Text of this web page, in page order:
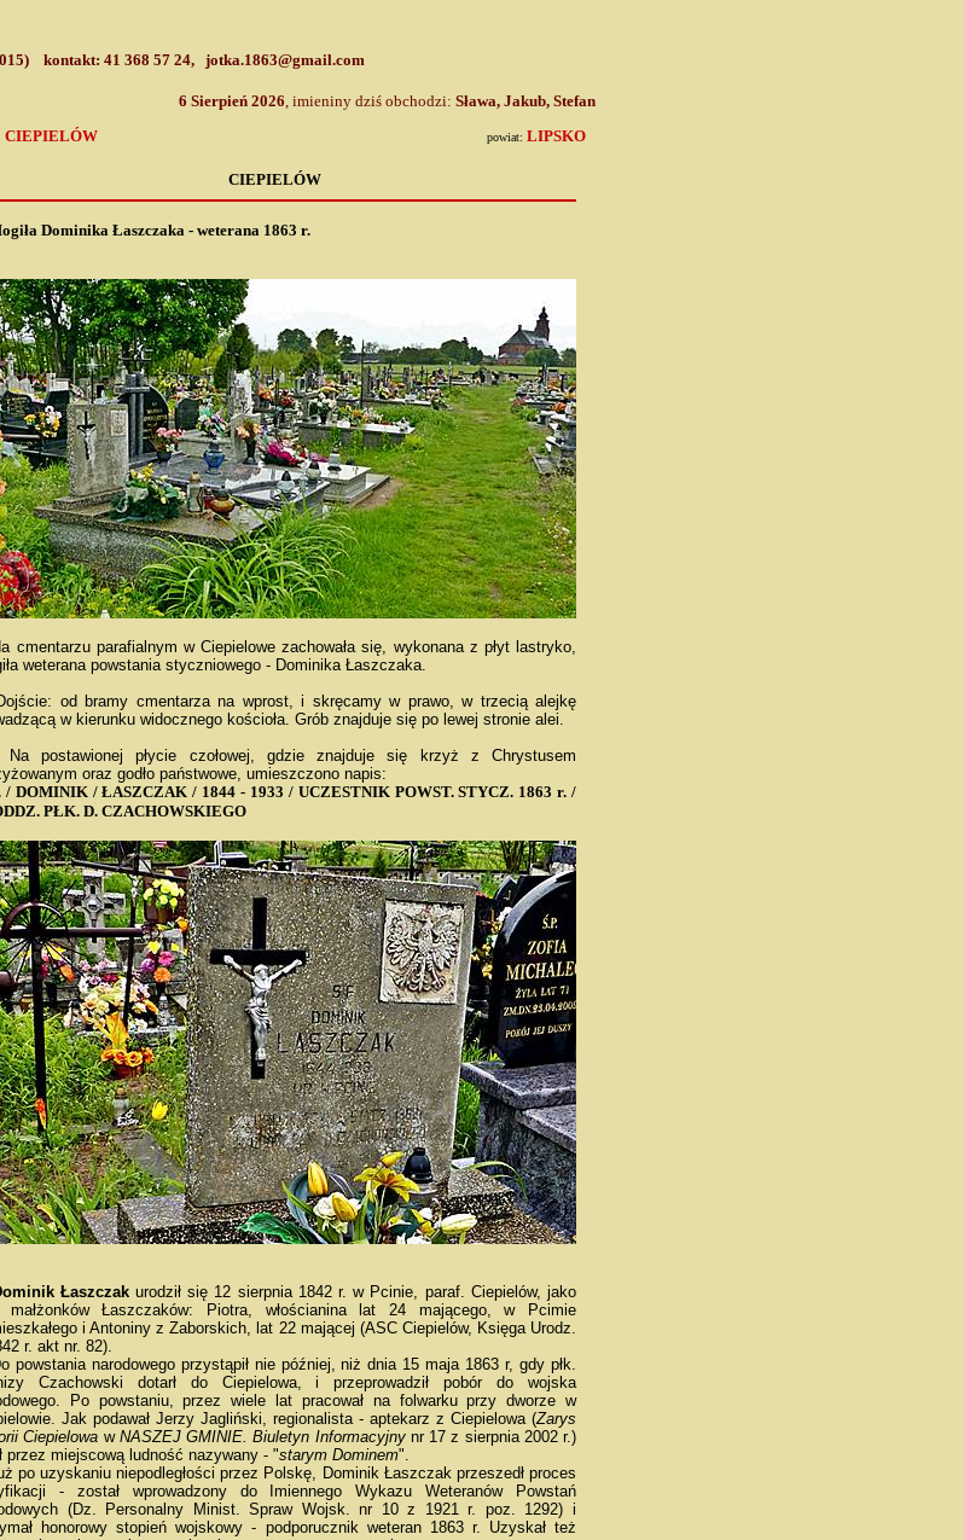
kontakt: 41 368 57 24, jotka.1863@gmail.com
6 Sierpień 2026, imieniny dziś obchodzi: Sława, Jakub, Stefan
CIEPIELÓW powiat: LIPSKO
CIEPIELÓW
Dominika Łaszczaka - weterana 1863 r.
cmentarzu parafialnym w Ciepielowe zachowała się, wykonana z płyt lastryko,
weterana powstania styczniowego - Dominika Łaszczaka.
od bramy cmentarza na wprost, i skręcamy w prawo, w trzecią alejkę
w kierunku widocznego kościoła. Grób znajduje się po lewej stronie alei.
postawionej płycie czołowej, gdzie znajduje się krzyż z Chrystusem
oraz godło państwowe, umieszczono napis:
/ DOMINIK / ŁASZCZAK / 1844 - 1933 / UCZESTNIK POWST. STYCZ. 1863 r. /
PŁK. D. CZACHOWSKIEGO
Łaszczakurodził się 12 sierpnia 1842 r. w Pcinie, paraf. Ciepielów, jako
małżonków Łaszczaków: Piotra, włościanina lat 24 mającego, w Pcimie
i Antoniny z Zaborskich, lat 22 mającej (ASC Ciepielów, Księga Urodz.
r. akt nr. 82).
powstania narodowego przystąpił nie później, niż dnia 15 maja 1863 r, gdy płk.
Czachowski dotarł do Ciepielowa, i przeprowadził pobór do wojska
Po powstaniu, przez wiele lat pracował na folwarku przy dworze w
Jak podawał Jerzy Jagliński, regionalista - aptekarz z Ciepielowa (Zarys
Ciepielowa w NASZEJ GMINIE. Biuletyn Informacyjnynr 17 z sierpnia 2002 r.)
przez miejscową ludność nazywany - "starym Dominem".
po uzyskaniu niepodległości przez Polskę, Dominik Łaszczak przeszedł proces
- został wprowadzony do Imiennego Wykazu Weteranów Powstań
(Dz. Personalny Minist. Spraw Wojsk. nr 10 z 1921 r. poz. 1292) i
honorowy stopień wojskowy - podporucznik weteran 1863 r. Uzyskał też